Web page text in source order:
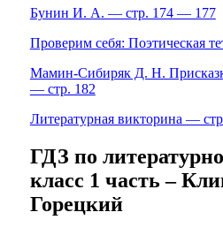
Бунин И. А. — стр. 174 — 177
Проверим себя: Поэтическая
Мамин-Сибиряк Д. Н.
— стр. 182
Литературная викторина —
ГДЗ по
класс 1 часть –
Горецкий